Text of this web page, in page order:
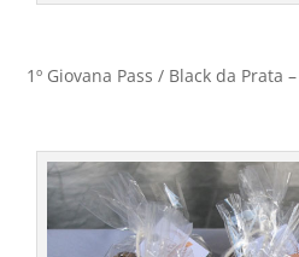
1º Giovana Pass / Black da Prata